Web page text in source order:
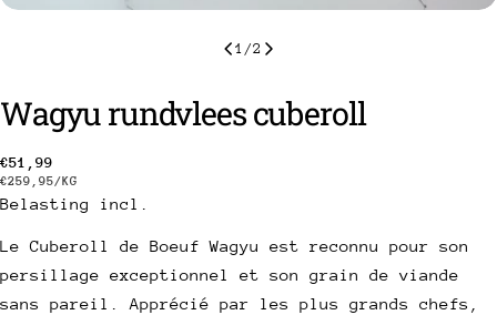
1 /2
Wagyu rundvlees cuberoll
Prix
habituel
€51,99
PRIJS
PER
EENHEID
€259,95/PAR
KG
Belasting incl.
Le Cuberoll de Boeuf Wagyu est reconnu pour son
persillage exceptionnel et son grain de viande
sans pareil. Apprécié par les plus grands chefs,
Uw
naam
Uw
e-